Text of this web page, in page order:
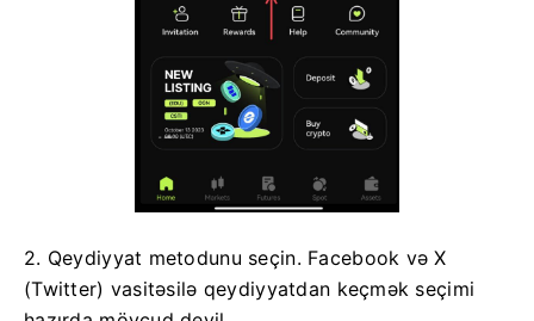
2. Qeydiyyat metodunu seçin. Facebook və X
(Twitter) vasitəsilə qeydiyyatdan keçmək seçimi